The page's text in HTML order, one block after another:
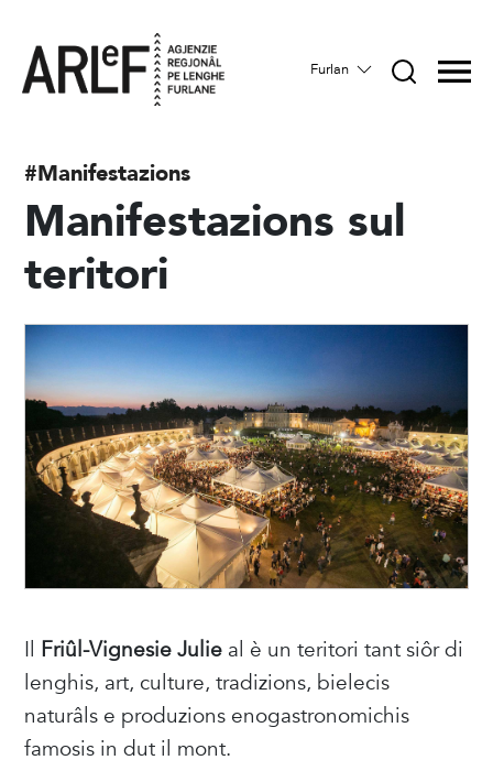
Furlan
#Manifestazions
Manifestazions sul
teritori
Il Friûl-Vignesie Julie al è un teritori tant siôr di
lenghis, art, culture, tradizions, bielecis
naturâls e produzions enogastronomichis
famosis in dut il mont.